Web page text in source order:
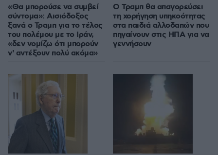
«Θα μπορούσε να συμβεί
σύντομα»: Αισιόδοξος
ξανά ο Τραμπ για το τέλος
του πολέμου με το Ιράν,
«δεν νομίζω ότι μπορούν
ν' αντέξουν πολύ ακόμα»
Ο Τραμπ θα απαγορεύσει
τη χορήγηση υπηκοότητας
στα παιδιά αλλοδαπών που
πηγαίνουν στις ΗΠΑ για να
γεννήσουν